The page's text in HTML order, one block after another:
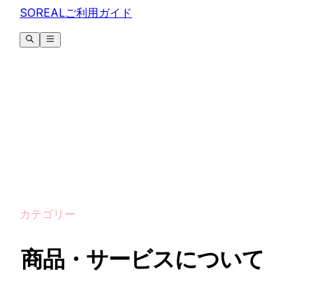
SOREALご利用ガイド
カテゴリー
商品・サービスについて